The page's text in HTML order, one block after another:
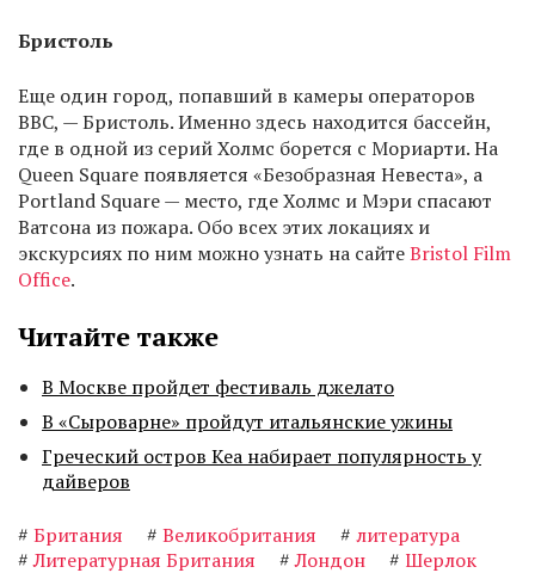
Бристоль
Еще один город, попавший в камеры операторов
BBC, — Бристоль. Именно здесь находится бассейн,
где в одной из серий Холмс борется с Мориарти. На
Queen Square появляется «Безобразная Невеста», а
Portland Square — место, где Холмс и Мэри спасают
Ватсона из пожара. Обо всех этих локациях и
экскурсиях по ним можно узнать на сайтеBristol Film
Office.
Читайте также
В Москве пройдет фестиваль джелато
В «Сыроварне» пройдут итальянские ужины
Греческий остров Кеа набирает популярность у
дайверов
# Британия # Великобритания # литература
# Литературная Британия # Лондон # Шерлок